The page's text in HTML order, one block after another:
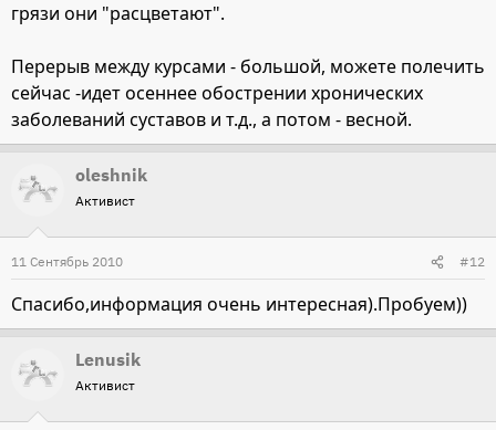
грязи они "расцветают".
Перерыв между курсами - большой, можете полечить
сейчас -идет осеннее обострении хронических
заболеваний суставов и т.д., а потом - весной.
oleshnik
Активист
11 Сентябрь 2010 #12
Спасибо,информация очень интересная).Пробуем))
Lenusik
Активист